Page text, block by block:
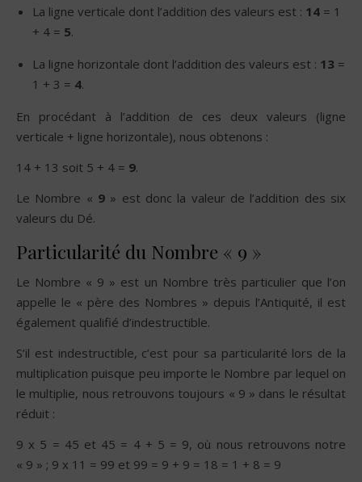
La ligne verticale dont l’addition des valeurs est : 14 = 1
+ 4 = 5.
La ligne horizontale dont l’addition des valeurs est : 13 =
1 + 3 = 4.
En procédant à l’addition de ces deux valeurs (ligne
verticale + ligne horizontale), nous obtenons :
14 + 13 soit 5 + 4 = 9.
Le Nombre « 9 » est donc la valeur de l’addition des six
valeurs du Dé.
Particularité du Nombre « 9 »
Le Nombre « 9 » est un Nombre très particulier que l’on
appelle le « père des Nombres » depuis l’Antiquité, il est
également qualifié d’indestructible.
S’il est indestructible, c’est pour sa particularité lors de la
multiplication puisque peu importe le Nombre par lequel on
le multiplie, nous retrouvons toujours « 9 » dans le résultat
réduit :
9 x 5 = 45 et 45 = 4 + 5 = 9, où nous retrouvons notre
« 9 » ; 9 x 11 = 99 et 99 = 9 + 9 = 18 = 1 + 8 = 9